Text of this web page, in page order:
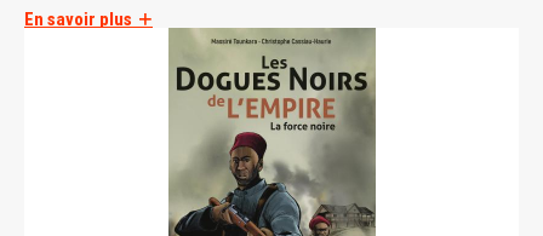
En savoir plus